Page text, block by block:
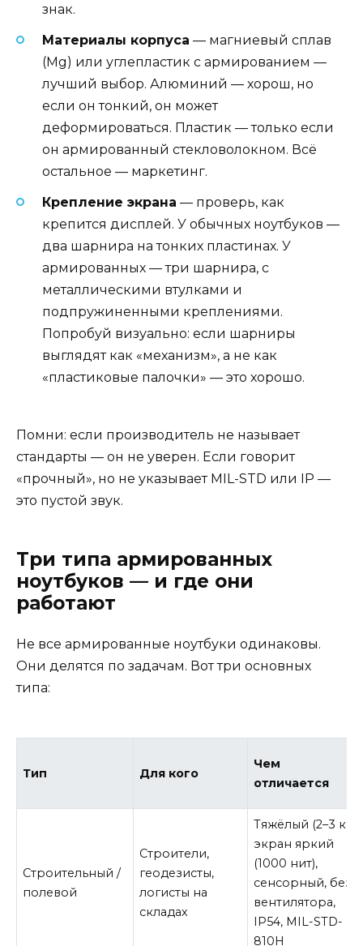
знак.
Материалы корпуса — магниевый сплав
(Mg) или углепластик с армированием —
лучший выбор. Алюминий — хорош, но
если он тонкий, он может
деформироваться. Пластик — только если
он армированный стекловолокном. Всё
остальное — маркетинг.
Крепление экрана — проверь, как
крепится дисплей. У обычных ноутбуков —
два шарнира на тонких пластинах. У
армированных — три шарнира, с
металлическими втулками и
подпружиненными креплениями.
Попробуй визуально: если шарниры
выглядят как «механизм», а не как
«пластиковые палочки» — это хорошо.
Помни: если производитель не называет
стандарты — он не уверен. Если говорит
«прочный», но не указывает MIL-STD или IP —
это пустой звук.
Три типа армированных
ноутбуков — и где они
работают
Не все армированные ноутбуки одинаковы.
Они делятся по задачам. Вот три основных
типа:
Тип Для кого
Чем
отличается
Строительный /
полевой
Строители,
геодезисты,
логисты на
складах
Тяжёлый (2–3 кг),
экран яркий
(1000 нит),
сенсорный, без
вентилятора,
IP54, MIL-STD-
810H